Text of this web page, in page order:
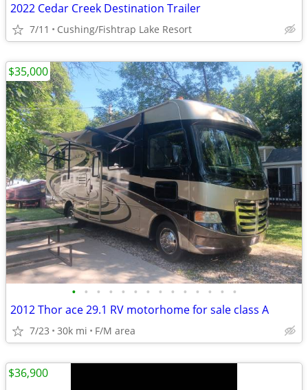
2022 Cedar Creek Destination Trailer
7/11 Cushing/Fishtrap Lake Resort
• • • • • • • • • • • • • •
2012 Thor ace 29.1 RV motorhome for sale class A
7/23 30k mi F/M area
$35,000
$36,900